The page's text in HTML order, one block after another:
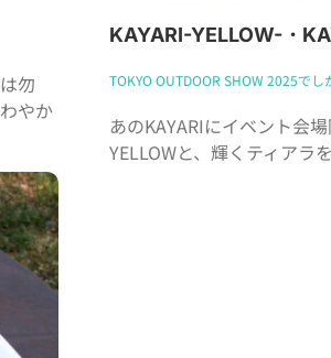
勿
やか
KAYARI-YELLOW-・
TOKYO OUTDOOR SHOW 2025で
あのKAYARIにイベント会
YELLOWと、輝くティアラ